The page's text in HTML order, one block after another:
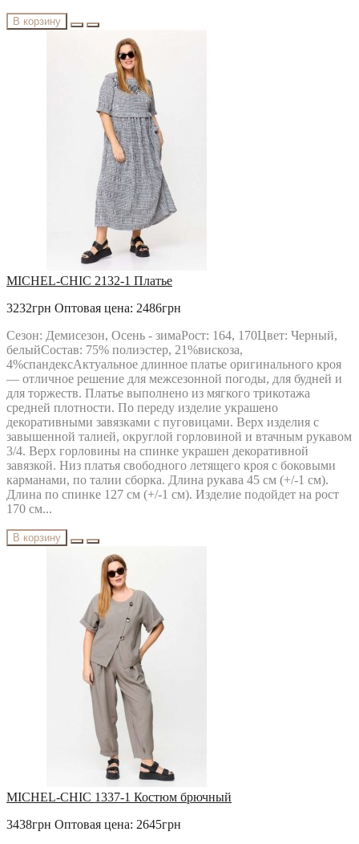
В корзину
MICHEL-CHIC 2132-1 Платье
3232грн Оптовая цена: 2486грн
Сезон: Демисезон, Осень - зимаРост: 164, 170Цвет: Черный,
белыйСостав: 75% полиэстер, 21%вискоза,
4%спандексАктуальное длинное платье оригинального кроя
— отличное решение для межсезонной погоды, для будней и
для торжеств. Платье выполнено из мягкого трикотажа
средней плотности. По переду изделие украшено
декоративными завязками с пуговицами. Верх изделия с
завышенной талией, округлой горловиной и втачным рукавом
3/4. Верх горловины на спинке украшен декоративной
завязкой. Низ платья свободного летящего кроя с боковыми
карманами, по талии сборка. Длина рукава 45 см (+/-1 см).
Длина по спинке 127 см (+/-1 см). Изделие подойдет на рост
170 см...
В корзину
MICHEL-CHIC 1337-1 Костюм брючный
3438грн Оптовая цена: 2645грн